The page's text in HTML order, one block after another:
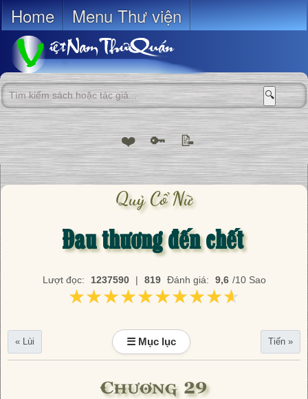
Home Menu Thư viện
🔍
❤️ 🔑 📝
Quỷ Cổ Nữ
Đau thương đến chết
Lượt đọc: 1237590 | 819 Đánh giá: 9,6 /10 Sao
★★★★★★★★★★
★★★★★★★★★★
« Lùi ☰ Mục lục Tiến »
Chương 29